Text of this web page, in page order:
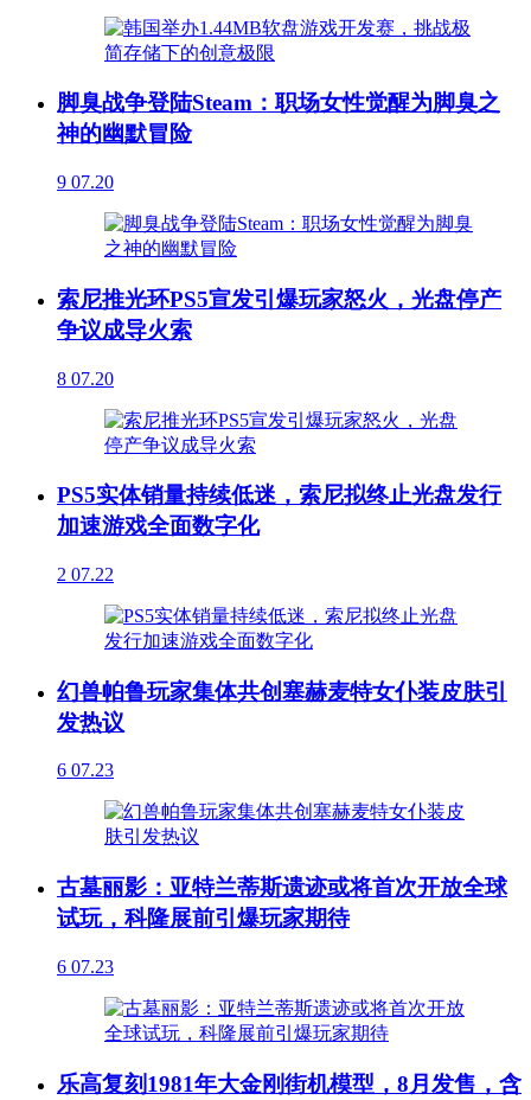
脚臭战争登陆Steam：职场女性觉醒为脚臭之
神的幽默冒险
9 07.20
索尼推光环PS5宣发引爆玩家怒火，光盘停产
争议成导火索
8 07.20
PS5实体销量持续低迷，索尼拟终止光盘发行
加速游戏全面数字化
2 07.22
幻兽帕鲁玩家集体共创塞赫麦特女仆装皮肤引
发热议
6 07.23
古墓丽影：亚特兰蒂斯遗迹或将首次开放全球
试玩，科隆展前引爆玩家期待
6 07.23
乐高复刻1981年大金刚街机模型，8月发售，含